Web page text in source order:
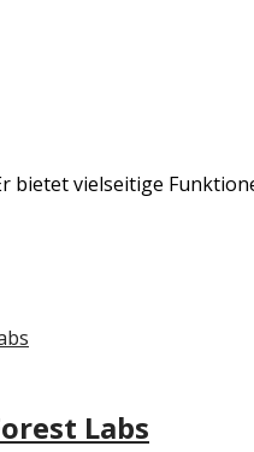
bietet vielseitige
Labs